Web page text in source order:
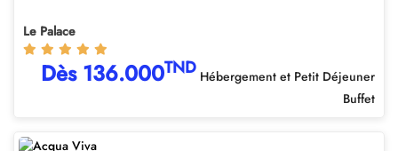
Le Palace
Dès 136.000TND Hébergement et Petit Déjeuner
Buffet